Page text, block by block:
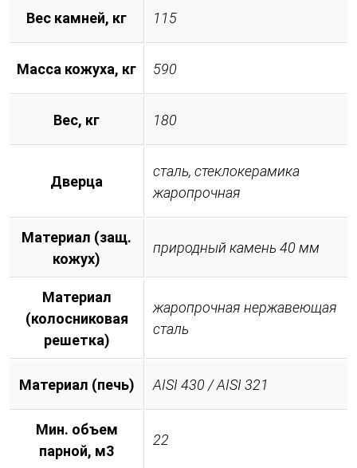
Вес камней, кг 115
Масса кожуха, кг 590
Вес, кг 180
Дверца
сталь, стеклокерамика
жаропрочная
Материал (защ.
кожух)
природный камень 40 мм
Материал
(колосниковая
решетка)
жаропрочная нержавеющая
сталь
Материал (печь) AISI 430 / AISI 321
Мин. объем
парной, м3
22